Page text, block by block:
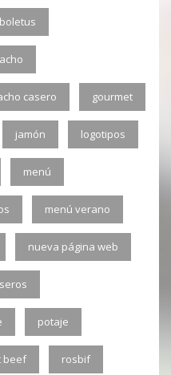
casero gourmet
jamón logotipos
menú
menú verano
nueva página web
potaje
beef rosbif